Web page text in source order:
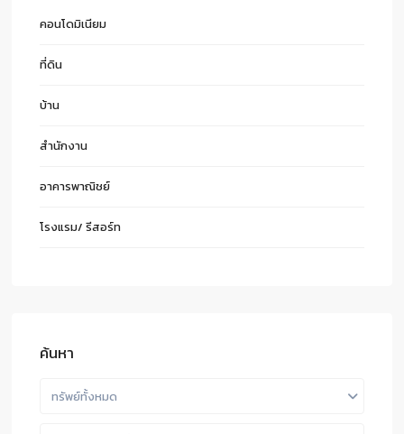
คอนโดมิเนียม
ที่ดิน
บ้าน
สำนักงาน
อาคารพาณิชย์
โรงแรม/ รีสอร์ท
ค้นหา
ทรัพย์ทั้งหมด